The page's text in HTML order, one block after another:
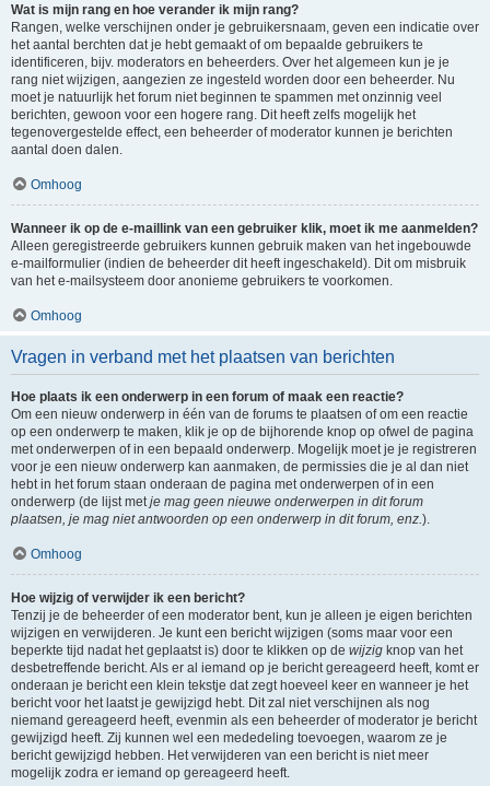
Wat is mijn rang en hoe verander ik mijn rang?
Rangen, welke verschijnen onder je gebruikersnaam, geven een indicatie over
het aantal berchten dat je hebt gemaakt of om bepaalde gebruikers te
identificeren, bijv. moderators en beheerders. Over het algemeen kun je je
rang niet wijzigen, aangezien ze ingesteld worden door een beheerder. Nu
moet je natuurlijk het forum niet beginnen te spammen met onzinnig veel
berichten, gewoon voor een hogere rang. Dit heeft zelfs mogelijk het
tegenovergestelde effect, een beheerder of moderator kunnen je berichten
aantal doen dalen.
Omhoog
Wanneer ik op de e-maillink van een gebruiker klik, moet ik me aanmelden?
Alleen geregistreerde gebruikers kunnen gebruik maken van het ingebouwde
e-mailformulier (indien de beheerder dit heeft ingeschakeld). Dit om misbruik
van het e-mailsysteem door anonieme gebruikers te voorkomen.
Omhoog
Vragen in verband met het plaatsen van berichten
Hoe plaats ik een onderwerp in een forum of maak een reactie?
Om een nieuw onderwerp in één van de forums te plaatsen of om een reactie
op een onderwerp te maken, klik je op de bijhorende knop op ofwel de pagina
met onderwerpen of in een bepaald onderwerp. Mogelijk moet je je registreren
voor je een nieuw onderwerp kan aanmaken, de permissies die je al dan niet
hebt in het forum staan onderaan de pagina met onderwerpen of in een
onderwerp (de lijst metje mag geen nieuwe onderwerpen in dit forum
plaatsen, je mag niet antwoorden op een onderwerp in dit forum, enz.).
Omhoog
Hoe wijzig of verwijder ik een bericht?
Tenzij je de beheerder of een moderator bent, kun je alleen je eigen berichten
wijzigen en verwijderen. Je kunt een bericht wijzigen (soms maar voor een
beperkte tijd nadat het geplaatst is) door te klikken op de wijzig knop van het
desbetreffende bericht. Als er al iemand op je bericht gereageerd heeft, komt er
onderaan je bericht een klein tekstje dat zegt hoeveel keer en wanneer je het
bericht voor het laatst je gewijzigd hebt. Dit zal niet verschijnen als nog
niemand gereageerd heeft, evenmin als een beheerder of moderator je bericht
gewijzigd heeft. Zij kunnen wel een mededeling toevoegen, waarom ze je
bericht gewijzigd hebben. Het verwijderen van een bericht is niet meer
mogelijk zodra er iemand op gereageerd heeft.